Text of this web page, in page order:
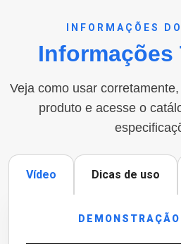
INFORMAÇÕES
Informações
Veja como usar
produto e acesse o
Vídeo Dicas de uso